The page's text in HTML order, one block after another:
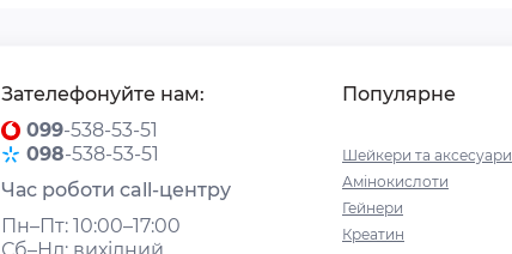
Зателефонуйте нам:
099-538-53-51
098-538-53-51
Час роботи call-центру
Пн–Пт: 10:00–17:00
Популярне
Шейкери та аксесуари
Амінокислоти
Гейнери
Креатин